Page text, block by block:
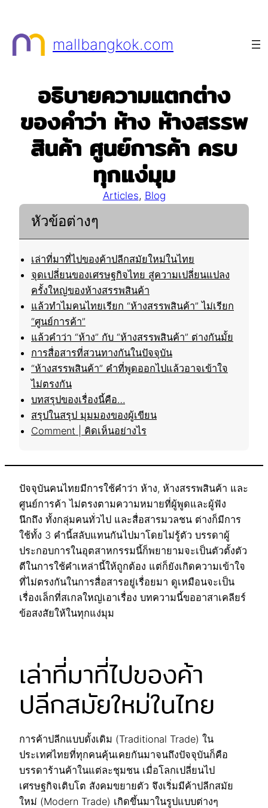
content
mallbangkok.com
อธิบายความแตกต่าง
ของคำว่า ห้าง ห้างสรรพ
สินค้า ศูนย์การค้า ครบ
ทุกแง่มุม
Articles, Blog
หัวข้อต่างๆ
เล่าที่มาที่ไปของค้าปลีกสมัยใหม่ในไทย
จุดเปลี่ยนของเศรษฐกิจไทย สู่ความเปลี่ยนแปลง
ครั้งใหญ่ของห้างสรรพสินค้า
แล้วทำไมคนไทยเรียก “ห้างสรรพสินค้า” ไม่เรียก
“ศูนย์การค้า”
แล้วคำว่า “ห้าง” กับ “ห้างสรรพสินค้า” ต่างกันมั้ย
การสื่อสารที่สวนทางกันในปัจจุบัน
“ห้างสรรพสินค้า” คำที่พูดออกไปแล้วอาจเข้าใจ
ไม่ตรงกัน
บทสรุปของเรื่องนี้คือ…
สรุปในสรุป มุมมองของผู้เขียน
Comment | คิดเห็นอย่างไร
ปัจจุบันคนไทยมีการใช้คำว่า ห้าง, ห้างสรรพสินค้า และ
ศูนย์การค้า ไม่ตรงตามความหมายที่ผู้พูดและผู้ฟัง
นึกถึง ทั้งกลุ่มคนทั่วไป และสื่อสารมวลชน ต่างก็มีการ
ใช้ทั้ง 3 คำนี้สลับแทนกันไปมาโดยไม่รู้ตัว บรรดาผู้
ประกอบการในอุตสาหกรรมนี้ก็พยายามจะเป็นตัวตั้งตัว
ตีในการใช้คำเหล่านี้ให้ถูกต้อง แต่ก็ยังเกิดความเข้าใจ
ที่ไม่ตรงกันในการสื่อสารอยู่เรื่อยมา ดูเหมือนจะเป็น
เรื่องเล็กที่สเกลใหญ่เอาเรื่อง บทความนี้ขออาสาเคลียร์
ข้อสงสัยให้ในทุกแง่มุม
เล่าที่มาที่ไปของค้า
ปลีกสมัยใหม่ในไทย
การค้าปลีกแบบดั้งเดิม (Traditional Trade) ใน
ประเทศไทยที่ทุกคนคุ้นเคยกันมาจนถึงปัจจุบันก็คือ
บรรดาร้านค้าในแต่ละชุมชน เมื่อโลกเปลี่ยนไป
เศรษฐกิจเติบโต สังคมขยายตัว จึงเริ่มมีค้าปลีกสมัย
ใหม่ (Modern Trade) เกิดขึ้นมาในรูปแบบต่างๆ